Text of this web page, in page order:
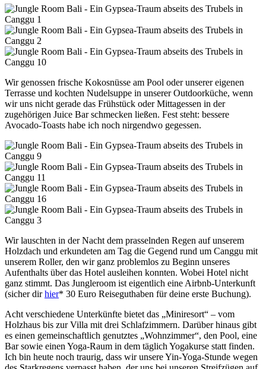
Wir genossen frische Kokosnüsse am Pool oder unserer eigenen
Terrasse und kochten Nudelsuppe in unserer Outdoorküche, wenn
wir uns nicht gerade das Frühstück oder Mittagessen in der
zugehörigen Juice Bar schmecken ließen. Fest steht: bessere
Avocado-Toasts habe ich noch nirgendwo gegessen.
Wir lauschten in der Nacht dem prasselnden Regen auf unserem
Holzdach und erkundeten am Tag die Gegend rund um Canggu mit
unserem Roller, den wir ganz problemlos zu Beginn unseres
Aufenthalts über das Hotel ausleihen konnten. Wobei Hotel nicht
ganz stimmt. Das Jungleroom ist eigentlich eine Airbnb-Unterkunft
(sicher dirhier* 30 Euro Reiseguthaben für deine erste Buchung).
Acht verschiedene Unterkünfte bietet das „Miniresort“ – vom
Holzhaus bis zur Villa mit drei Schlafzimmern. Darüber hinaus gibt
es einen gemeinschaftlich genutztes „Wohnzimmer“, den Pool, eine
Bar sowie einen Yoga-Raum in dem täglich Yogakurse statt finden.
Ich bin heute noch traurig, dass wir unsere Yin-Yoga-Stunde wegen